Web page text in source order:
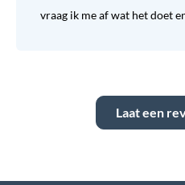
vraag ik me af wat het doet
Laat een